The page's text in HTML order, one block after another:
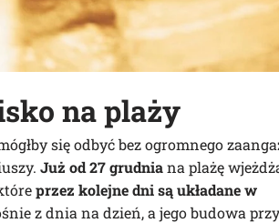
na plaży
się odbyć bez ogromnego
Już od 27 grudniana plażę
przez kolejne dni są układane w
z dnia na dzień, a jego budowa